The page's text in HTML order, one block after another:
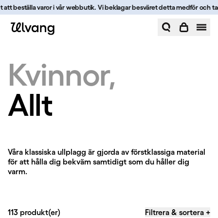
Hoppa till innehåll
beställa varor i vår webbutik. Vi beklagar besväret detta medför och
Allt
Kvinnor
Allt
Våra klassiska ullplagg är gjorda av förstklassiga material
för att hålla dig bekväm samtidigt som du håller dig
varm.
113 produkt(er) Filtrera & sortera +